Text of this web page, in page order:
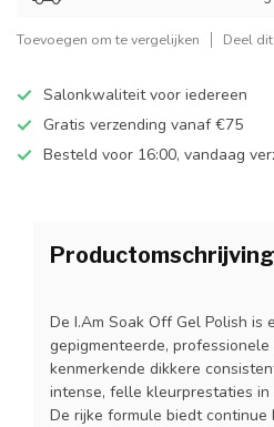
Toevoegen om te vergelijken Deel
Salonkwaliteit voor iedereen
Gratis verzending vanaf €75
Besteld voor 16:00, vandaag
Productomschrijving
De I.Am Soak Off Gel Polish is
gepigmenteerde,
kenmerkende dikkere
intense, felle kleurprestaties
De rijke formule biedt